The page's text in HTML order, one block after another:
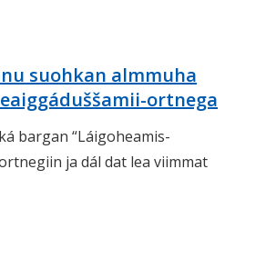
suohkan almmuha
ortnega
bargan “Láigoheamis-
ja dál dat lea viimmat